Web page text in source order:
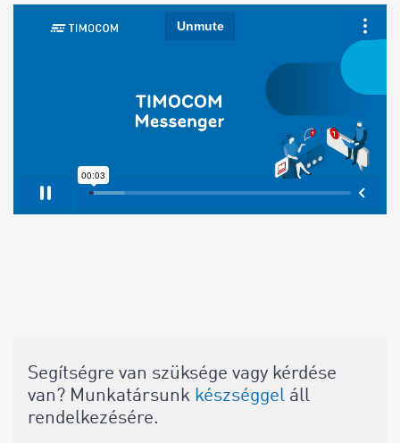
Segítségre van szüksége vagy kérdése
van? Munkatársunk készséggel áll
rendelkezésére.